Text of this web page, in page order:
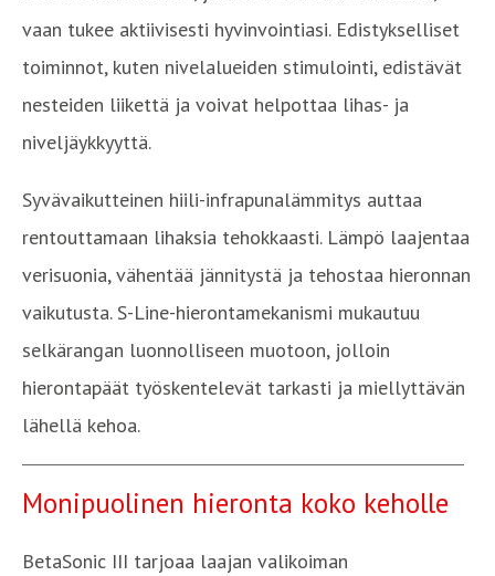
vaan tukee aktiivisesti hyvinvointiasi. Edistykselliset
toiminnot, kuten nivelalueiden stimulointi, edistävät
nesteiden liikettä ja voivat helpottaa lihas- ja
niveljäykkyyttä.
Syvävaikutteinen hiili-infrapunalämmitys auttaa
rentouttamaan lihaksia tehokkaasti. Lämpö laajentaa
verisuonia, vähentää jännitystä ja tehostaa hieronnan
vaikutusta. S-Line-hierontamekanismi mukautuu
selkärangan luonnolliseen muotoon, jolloin
hierontapäät työskentelevät tarkasti ja miellyttävän
lähellä kehoa.
Monipuolinen hieronta koko keholle
BetaSonic III tarjoaa laajan valikoiman